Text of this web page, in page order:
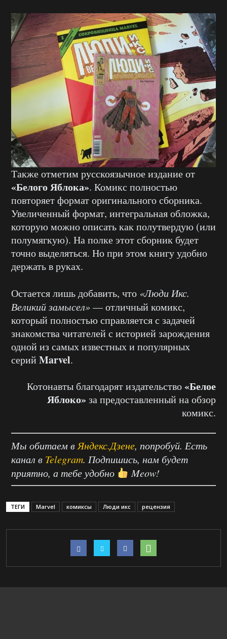
Также отметим русскоязычное издание от
«Белого Яблока». Комикс полностью
повторяет формат оригинального сборника.
Увеличенный формат, интегральная обложка,
которую можно описать как полутвердую (или
полумягкую). На полке этот сборник будет
точно выделяться. Но при этом книгу удобно
держать в руках.
Остается лишь добавить, что «Люди Икс.
Великий замысел»— отличный комикс,
который полностью справляется с задачей
знакомства читателей с историей зарождения
одной из самых известных и популярных
серий Marvel.
Котонавты благодарят издательство«Белое
Яблоко»за предоставленный на обзор
комикс.
Мы обитаем в Яндекс.Дзене, попробуй. Есть
канал в Telegram. Подпишись, нам будет
приятно, а тебе удобно
Meow!
ТЕГИ Marvel комиксы Люди икс рецензия